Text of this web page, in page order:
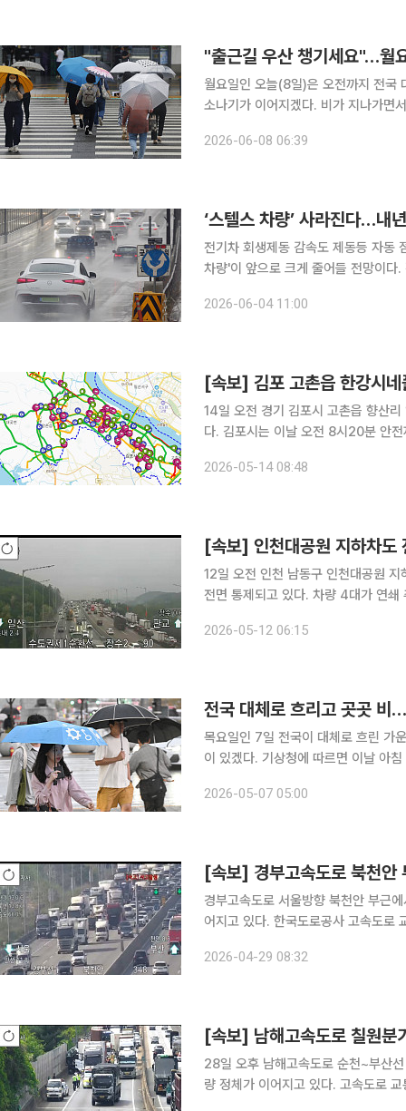
"출근길 우산 챙기세요"…월
월요일인 오늘(8일)은 오전까지 전국
소나기가 이어지겠다. 비가 지나가면서 초여름 더
남해안, 경남권, 제주도 등에 영향을
2026-06-08 06:39
‘스텔스 차량’ 사라진다…내
전기차 회생제동 감속도 제동등 자동 점등 야간에 전조등을 켜지 않은 채 주행하는 이른
차량'이 앞으로 크게 줄어들 전망이다
한다. 4일 국토교통부는 이 같은
2026-06-04 11:00
[속보] 김포 고촌읍 한강시
14일 오전 경기 김포시 고촌읍 향산
다. 김포시는 이날 오전 8시20분 안전재난문자를 통해 “현재 고촌읍 향산리 1-44 한강시네폴리스
게 교통정보를 확인해 우회하거나 안
2026-05-14 08:48
[속보] 인천대공원 지하차도
12일 오전 인천 남동구 인천대공원
전면 통제되고 있다. 차량 4대가 연
량 추돌사고로 인천대공원 지하차도
2026-05-12 06:15
전국 대체로 흐리고 곳곳 비
목요일인 7일 전국이 대체로 흐린 가
이 있겠다. 기상청에 따르면 이날 아침 최저기온은 8~18도, 낮 최고기온은 18~27도로 평년과 비슷
것으로 보여 환절기 건강 관리에 각별
2026-05-07 05:00
[속보] 경부고속도로 북천안
경부고속도로 서울방향 북천안 부근
어지고 있다. 한국도로공사 고속도로 교통정보에 따르면 사고는 이날 오전 8시 18분에 발생해 현재
시속 37㎞ 수준까지 떨어졌다. 서울
2026-04-29 08:32
[속보] 남해고속도로 칠원분
28일 오후 남해고속도로 순천~부산
량 정체가 이어지고 있다. 고속도로 교통정보에 따르면 이날 오후 1시 31분부터 남해고속도로 부산